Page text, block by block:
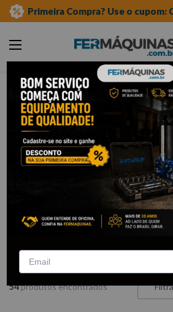
Primeira Compra? Use o cupom:
borracharia
Borracharia
Seja você um profissional ou alguém
equipamentos deauto elétrica , a
único para ferramentas e equipamentos
Afinal, oferecemos uma ampla gama de
às suas necessidades específicas,
kits completos para oficinas. Confira!
VER MAIS!
54